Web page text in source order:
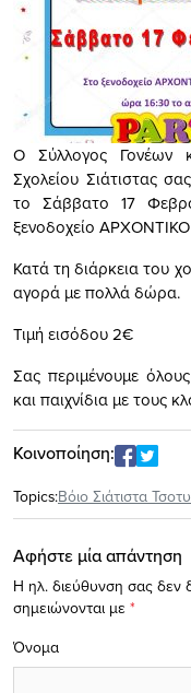
Ο Σύλλογος Γονέων
Σχολείου Σιάτιστας
το Σάββατο 17
ξενοδοχείο ΑΡΧΟΝΤΙΚΟ
Κατά τη διάρκεια του
αγορά με πολλά δώρα.
Τιμή εισόδου 2€
Σας περιμένουμε
και παιχνίδια με τους
Κοινοποίηση:
Topics:Βόιο Σιάτιστα
Αφήστε μία απάντηση
Η ηλ. διεύθυνση σας δεν
σημειώνονται με *
Όνομα